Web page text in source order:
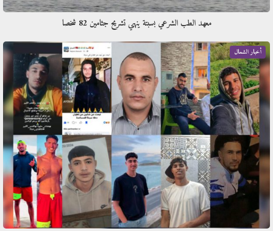
معهد الطب الشرعي بسبتة ينهي تشريح جثامين 82 شخصا
أخبار الشمال